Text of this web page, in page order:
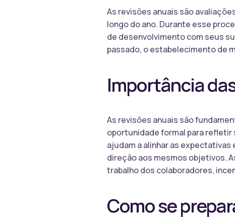
As revisões anuais são
longo do ano. Durante esse
de desenvolvimento com seus
passado, o estabelecimento de
Importância
As revisões anuais são
oportunidade formal para refletir
ajudam a alinhar as
direção aos mesmos objetivos.
trabalho dos colaboradores,
Como se